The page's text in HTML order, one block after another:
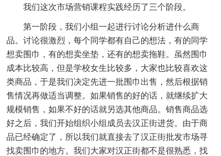
我们这次市场营销课程实践经历了三个阶段。
第一阶段，我们小组一起进行讨论分析进什么商
品。讨论很激烈，每个同学都有自己的想法，有的同学
想卖围巾，有的想卖坐垫，还有的想卖拖鞋。虽然围巾
成本比较高，但是学校女生比较多，大家也比较喜欢这
类商品，于是我们决定先进一批围巾出售，然后根据销
售情况再做适当调整。如果销售的好的话，就继续扩大
规模销售，如果不好的话就另选其他商品。销售商品选
好之后，我们开始组织小组成员去汉正街进货。由于商
品已经确定了，所以我们就直接去了汉正街批发市场寻
找卖围巾的地方。我们大家对汉正街都不是很熟悉，找